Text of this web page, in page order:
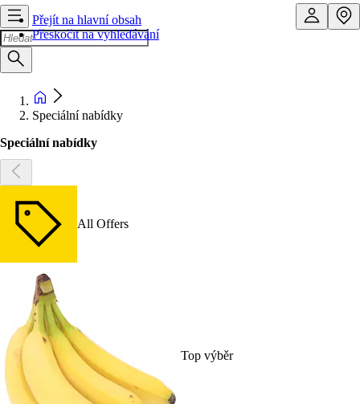
Přejít na hlavní obsah
Přeskočit na vyhledávání
Speciální nabídky
Speciální nabídky
All Offers
Top výběr